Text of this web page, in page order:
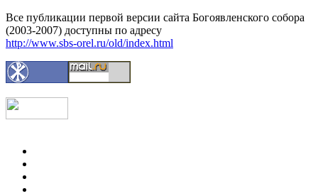
Все публикации первой версии сайта Богоявленского собора
(2003-2007) доступны по адресу
http://www.sbs-orel.ru/old/index.html